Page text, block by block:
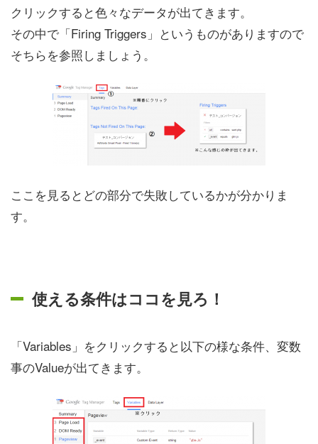
クリックすると色々なデータが出てきます。
その中で「Firing Triggers」というものがありますので
そちらを参照しましょう。
ここを見るとどの部分で失敗しているかが分かりま
す。
使える条件はココを見ろ！
「Variables」をクリックすると以下の様な条件、変数
事のValueが出てきます。